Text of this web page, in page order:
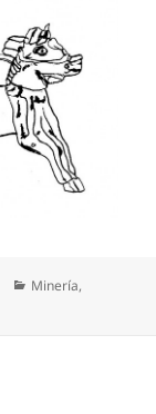
Categorías
Minería,